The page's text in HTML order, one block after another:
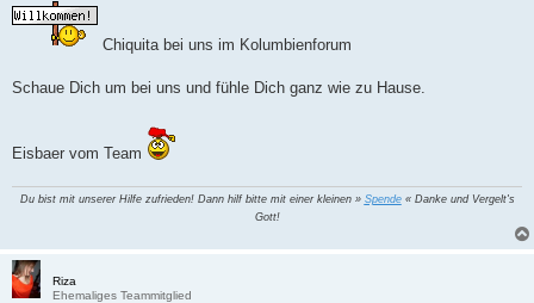
i
t
Chiquita bei uns im Kolumbienforum
Schaue Dich um bei uns und fühle Dich ganz wie zu Hause.
Eisbaer vom Team
Du bist mit unserer Hilfe zufrieden! Dann hilf bitte mit einer kleinen » Spende« Danke und Vergelt's
Gott!
Riza
Ehemaliges Teammitglied